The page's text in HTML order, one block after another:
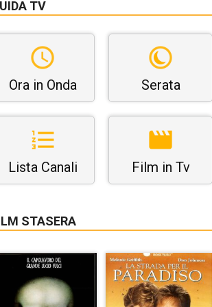
TV
Ora in Onda Serata
Lista Canali Film in Tv
STASERA